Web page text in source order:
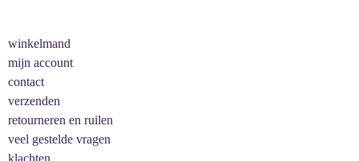
winkelmand
mijn account
contact
verzenden
retourneren en ruilen
veel gestelde vragen
klachten